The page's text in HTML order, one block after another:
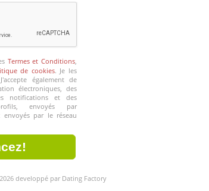
Termes et Conditions
de cookies. Je les
également de
électroniques, des
notifications et des
envoyés par
envoyés par le réseau
developpé par Dating Factory